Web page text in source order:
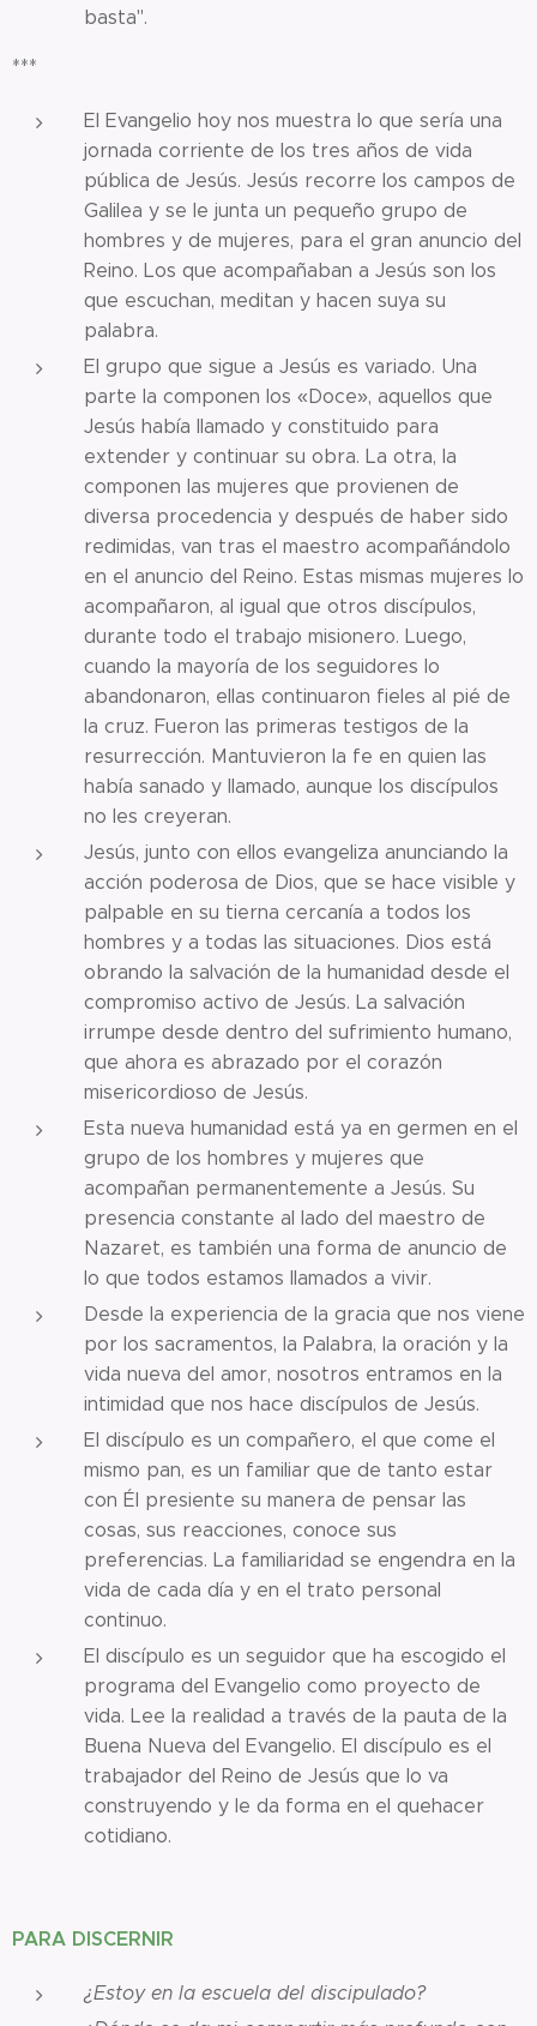
basta".
***
El Evangelio hoy nos muestra lo que sería una
jornada corriente de los tres años de vida
pública de Jesús. Jesús recorre los campos de
Galilea y se le junta un pequeño grupo de
hombres y de mujeres, para el gran anuncio del
Reino. Los que acompañaban a Jesús son los
que escuchan, meditan y hacen suya su
palabra.
El grupo que sigue a Jesús es variado. Una
parte la componen los «Doce», aquellos que
Jesús había llamado y constituido para
extender y continuar su obra. La otra, la
componen las mujeres que provienen de
diversa procedencia y después de haber sido
redimidas, van tras el maestro acompañándolo
en el anuncio del Reino. Estas mismas mujeres lo
acompañaron, al igual que otros discípulos,
durante todo el trabajo misionero. Luego,
cuando la mayoría de los seguidores lo
abandonaron, ellas continuaron fieles al pié de
la cruz. Fueron las primeras testigos de la
resurrección. Mantuvieron la fe en quien las
había sanado y llamado, aunque los discípulos
no les creyeran.
Jesús, junto con ellos evangeliza anunciando la
acción poderosa de Dios, que se hace visible y
palpable en su tierna cercanía a todos los
hombres y a todas las situaciones. Dios está
obrando la salvación de la humanidad desde el
compromiso activo de Jesús. La salvación
irrumpe desde dentro del sufrimiento humano,
que ahora es abrazado por el corazón
misericordioso de Jesús.
Esta nueva humanidad está ya en germen en el
grupo de los hombres y mujeres que
acompañan permanentemente a Jesús. Su
presencia constante al lado del maestro de
Nazaret, es también una forma de anuncio de
lo que todos estamos llamados a vivir.
Desde la experiencia de la gracia que nos viene
por los sacramentos, la Palabra, la oración y la
vida nueva del amor, nosotros entramos en la
intimidad que nos hace discípulos de Jesús.
El discípulo es un compañero, el que come el
mismo pan, es un familiar que de tanto estar
con Él presiente su manera de pensar las
cosas, sus reacciones, conoce sus
preferencias. La familiaridad se engendra en la
vida de cada día y en el trato personal
continuo.
El discípulo es un seguidor que ha escogido el
programa del Evangelio como proyecto de
vida. Lee la realidad a través de la pauta de la
Buena Nueva del Evangelio. El discípulo es el
trabajador del Reino de Jesús que lo va
construyendo y le da forma en el quehacer
cotidiano.
PARA DISCERNIR
¿Estoy en la escuela del discipulado?